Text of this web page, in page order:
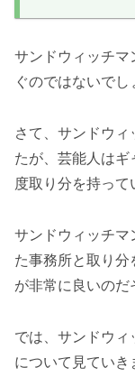
サンドウィッチマ
ぐのではないでし
さて、サンドウ
たが、芸能人はギ
度取り分を持って
サンドウィッチマ
た事務所と取り分
が非常に良いのだ
では、サンドウィ
について見ていき